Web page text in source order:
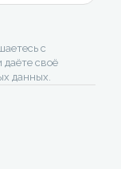
с
даёте своё
данных.